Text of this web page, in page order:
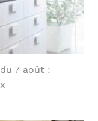
7 août :